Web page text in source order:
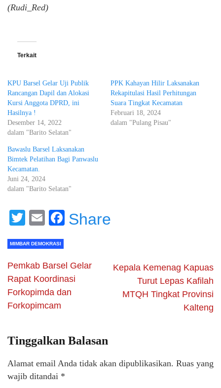
(Rudi_Red)
Terkait
KPU Barsel Gelar Uji Publik
Rancangan Dapil dan Alokasi
Kursi Anggota DPRD, ini
Hasilnya !
Desember 14, 2022
dalam "Barito Selatan"
PPK Kahayan Hilir Laksanakan
Rekapitulasi Hasil Perhitungan
Suara Tingkat Kecamatan
Februari 18, 2024
dalam "Pulang Pisau"
Bawaslu Barsel Laksanakan
Bimtek Pelatihan Bagi Panwaslu
Kecamatan.
Juni 24, 2024
dalam "Barito Selatan"
Twitter
EmailFacebook
Share
MIMBAR DEMOKRASI
Pemkab Barsel Gelar
Rapat Koordinasi
Forkopimda dan
Forkopimcam
Kepala Kemenag Kapuas
Turut Lepas Kafilah
MTQH Tingkat Provinsi
Kalteng
Tinggalkan Balasan
Alamat email Anda tidak akan dipublikasikan. Ruas yang
wajib ditandai *